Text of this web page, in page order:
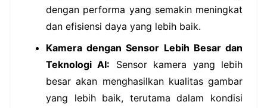
dengan performa yang semakin meningkat
dan efisiensi daya yang lebih baik.
Kamera dengan Sensor Lebih Besar dan
Teknologi AI: Sensor kamera yang lebih
besar akan menghasilkan kualitas gambar
yang lebih baik, terutama dalam kondisi